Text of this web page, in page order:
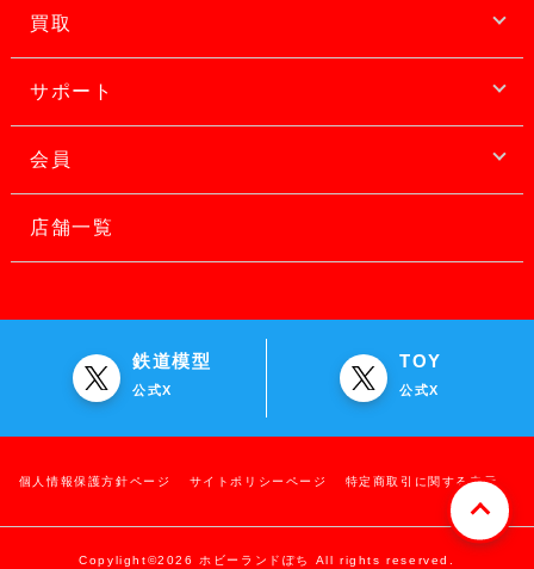
買取
サポート
会員
店舗一覧
鉄道模型
公式X
TOY
公式X
個人情報保護方針ページ サイトポリシーページ 特定商取引に関する表示
Copylight©2026 ホビーランドぽち All rights reserved.